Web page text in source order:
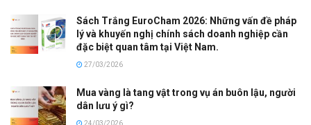
Sách Trắng EuroCham 2026: Những vấn đề pháp
lý và khuyến nghị chính sách doanh nghiệp cần
đặc biệt quan tâm tại Việt Nam.
27/03/2026
Mua vàng là tang vật trong vụ án buôn lậu, người
dân lưu ý gì?
24/03/2026